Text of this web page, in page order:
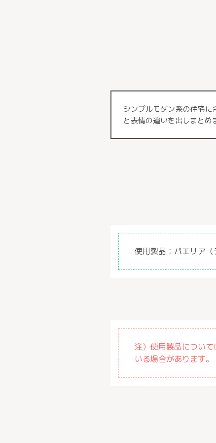
シンプルモダン系の住宅
と表情の違いを出しまとめ
使用製品： パエリア（
注）使用製品につい
いる場合があります。